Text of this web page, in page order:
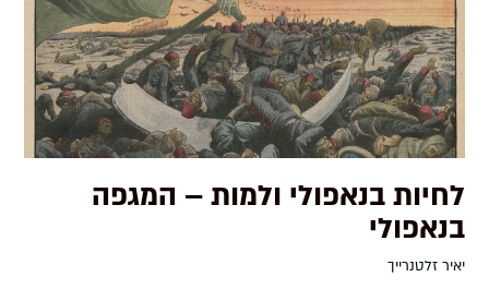
לחיות בנאפולי ולמות – המגפה
בנאפולי
יאיר זלטנרייך